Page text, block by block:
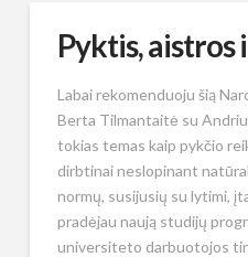
Pyktis, aistros
Labai rekomenduoju šią
Berta Tilmantaitė su
tokias temas kaip pykčio
dirbtinai neslopinant
normų, susijusių su lytimi,
pradėjau naują studijų
universiteto darbuotojos